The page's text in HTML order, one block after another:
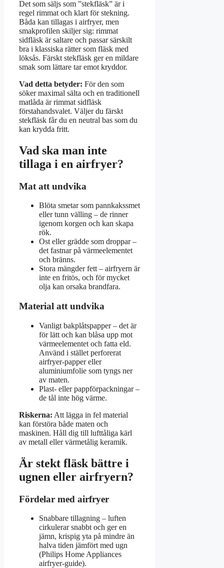
Det som säljs som ”stekfläsk” är i
regel rimmat och klart för stekning.
Båda kan tillagas i airfryer, men
smakprofilen skiljer sig: rimmat
sidfläsk är saltare och passar särskilt
bra i klassiska rätter som fläsk med
löksås. Färskt stekfläsk ger en mildare
smak som lättare tar emot kryddor.
Vad detta betyder: För den som
söker maximal sälta och en traditionell
matlåda är rimmat sidfläsk
förstahandsvalet. Väljer du färskt
stekfläsk får du en neutral bas som du
kan krydda fritt.
Vad ska man inte
tillaga i en airfryer?
Mat att undvika
Blöta smetar som pannkakssmet
eller tunn välling – de rinner
igenom korgen och kan skapa
rök.
Ost eller grädde som droppar –
det fastnar på värmeelementet
och bränns.
Stora mängder fett – airfryern är
inte en fritös, och för mycket
olja kan orsaka brandfara.
Material att undvika
Vanligt bakplåtspapper – det är
för lätt och kan blåsa upp mot
värmeelementet och fatta eld.
Använd i stället perforerat
airfryer-papper eller
aluminiumfolie som tyngs ner
av maten.
Plast- eller pappförpackningar –
de tål inte hög värme.
Riskerna: Att lägga in fel material
kan förstöra både maten och
maskinen. Håll dig till lufttåliga kärl
av metall eller värmetålig keramik.
Är stekt fläsk bättre i
ugnen eller airfryern?
Fördelar med airfryer
Snabbare tillagning – luften
cirkulerar snabbt och ger en
jämn, krispig yta på mindre än
halva tiden jämfört med ugn
(Philips Home Appliances
airfryer-guide).